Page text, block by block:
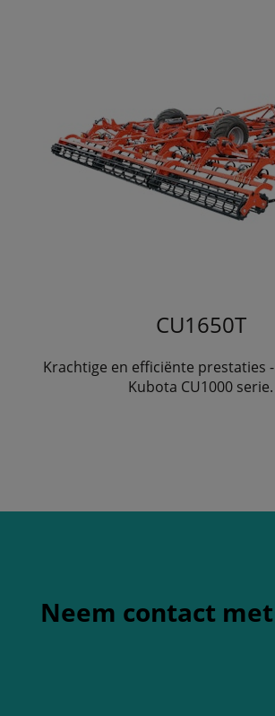
CU1650T
Krachtige en efficiënte prestaties
Kubota CU1000 serie.
Neem contact